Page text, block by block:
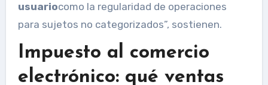
usuariocomo la regularidad de operaciones
para sujetos no categorizados”, sostienen.
Impuesto al comercio
electrónico: qué ventas